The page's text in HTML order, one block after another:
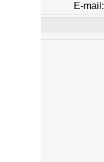
E-mail: